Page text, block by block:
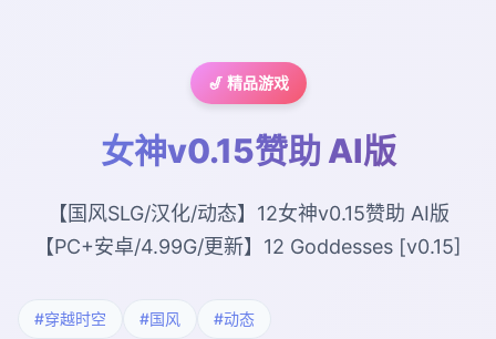
🎷 精品游戏
女神v0.15赞助 AI版
【国风SLG/汉化/动态】12女神v0.15赞助 AI版
【PC+安卓/4.99G/更新】12 Goddesses [v0.15]
#穿越时空 #国风 #动态